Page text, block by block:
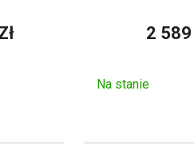
2 589
Na stanie